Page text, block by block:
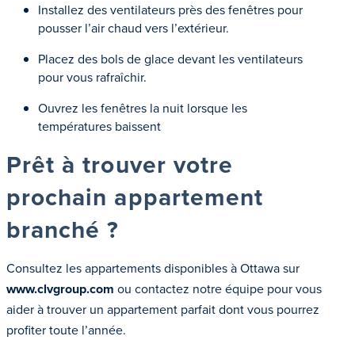
Installez des ventilateurs près des fenêtres pour
pousser l’air chaud vers l’extérieur.
Placez des bols de glace devant les ventilateurs
pour vous rafraîchir.
Ouvrez les fenêtres la nuit lorsque les
températures baissent
Prêt à trouver votre
prochain appartement
branché ?
Consultez les appartements disponibles à Ottawa sur
www.clvgroup.com ou contactez notre équipe pour vous
aider à trouver un appartement parfait dont vous pourrez
profiter toute l’année.